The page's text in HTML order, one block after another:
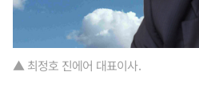
▲ 최정호 진에어 대표이사.